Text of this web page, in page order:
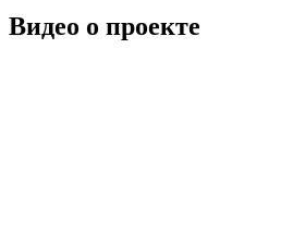
Видео о проекте